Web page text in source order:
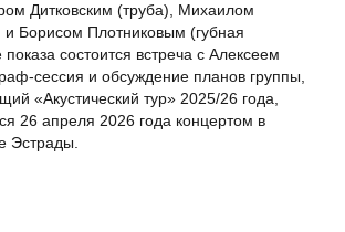
Дитковским (труба), Михаилом
и Борисом Плотниковым (губная
состоится встреча с Алексеем
сессия и обсуждение планов группы,
«Акустический тур» 2025/26 года,
26 апреля 2026 года концертом в
Эстрады.